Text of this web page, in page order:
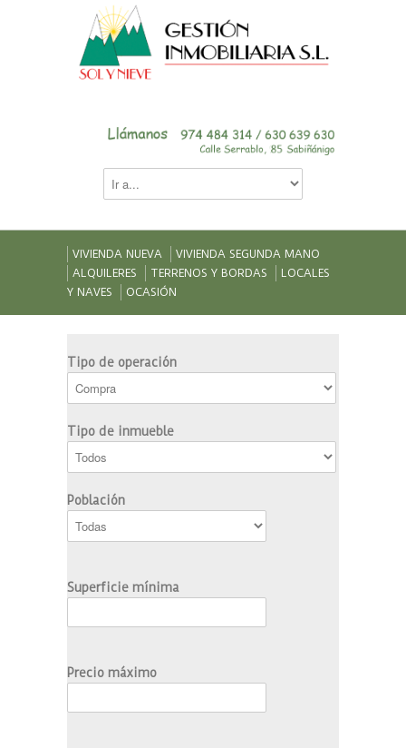
VIVIENDA NUEVA
VIVIENDA SEGUNDA MANO
ALQUILERES
TERRENOS Y BORDAS
LOCALES
Y NAVES
OCASIÓN
Tipo de operación
Tipo de inmueble
Población
Superficie mínima
Precio máximo